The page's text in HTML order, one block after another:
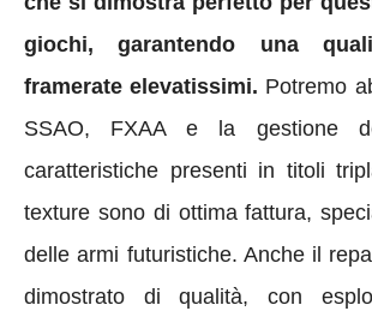
giochi, garantendo una
framerate elevatissimi. Potremo
SSAO, FXAA e la gestione
caratteristiche presenti in titoli
texture sono di ottima fattura,
delle armi futuristiche. Anche il
dimostrato di qualità, con